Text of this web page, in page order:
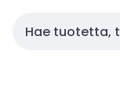
Haku